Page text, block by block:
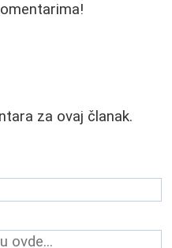
za ovaj članak.